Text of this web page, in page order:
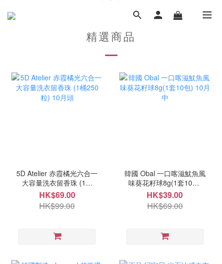
精選商品
5D Atelier 赤霞橘光六合一
大容量洗衣留香珠 (1桶
250粒) 10月頭
HK$69.00
HK$99.00
韓國 Obal 一口喀滋魷魚風
味葵花籽球8g(1套10包)
10月中
HK$39.00
HK$69.00